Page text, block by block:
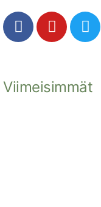
Viimeisimmät